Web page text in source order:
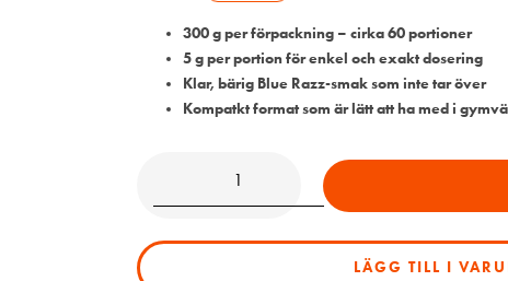
300 g per förpackning – cirka 60 portioner
5 g per portion för enkel och exakt dosering
Klar, bärig Blue Razz-smak som inte tar över
Kompatkt format som är lätt att ha med i
LÄGG TILL I